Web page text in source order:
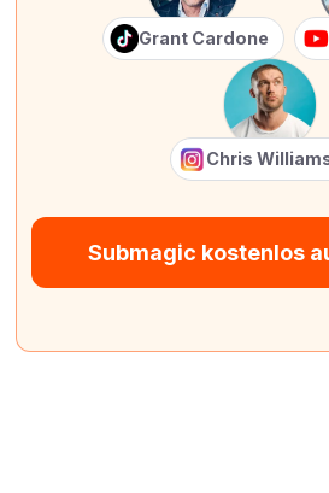
Grant Cardone
Chris
Submagic kostenlos